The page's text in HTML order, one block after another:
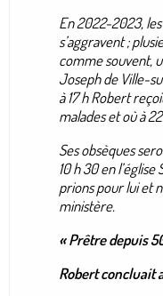
En 2022-2023,
s’aggravent ;
comme souvent,
Joseph de Ville-
à 17 h Robert
malades et où à
Ses obsèques
10 h 30 en
prions pour lui et
ministère.
« Prêtre depuis
Robert concluait